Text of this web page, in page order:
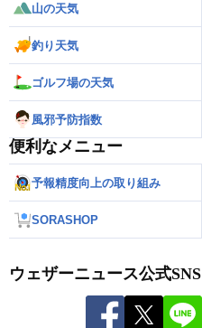
山の天気
釣り天気
ゴルフ場の天気
風邪予防指数
便利なメニュー
予報精度向上の取り組み
SORASHOP
ウェザーニュース公式SNS